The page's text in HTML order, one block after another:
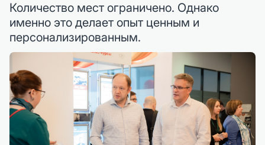
Количество мест ограничено. Однако
именно это делает опыт ценным и
персонализированным.